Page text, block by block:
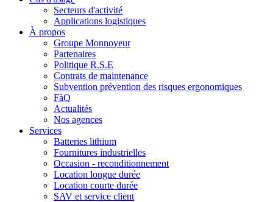
Secteurs d'activité
Applications logistiques
À propos
Groupe Monnoyeur
Partenaires
Politique R.S.E
Contrats de maintenance
Subvention prévention des risques ergonomiques
FàQ
Actualités
Nos agences
Services
Batteries lithium
Fournitures industrielles
Occasion - reconditionnement
Location longue durée
Location courte durée
SAV et service client